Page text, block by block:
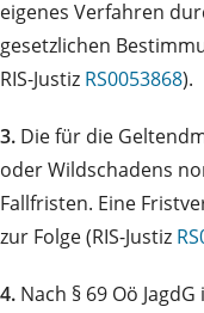
eigenes Verfahren
gesetzlichen
RIS-Justiz RS0053868).
3. Die für die
oder Wildschadens
Fallfristen. Eine
zur Folge (RIS-Justiz
4. Nach § 69 Oö